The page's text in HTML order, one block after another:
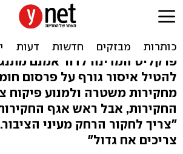
סגלוביץ' על חוק
"צריך לחקור בחושך"
פרקליט המדינה לדור אמנם
להטיל איסור גורף על פרסום
מחקירות משטרה ולמנוע פיקוח
החקירות, אבל ראש אגף
"צריך לחקור הרחק מעיני
צריכים אח גדול"